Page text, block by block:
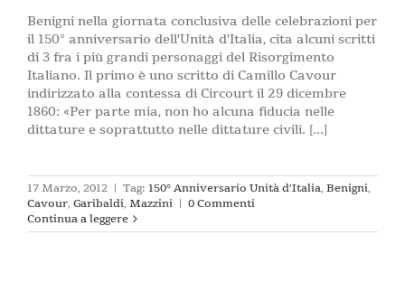
Benigni nella giornata conclusiva delle celebrazioni per
il 150° anniversario dell'Unità d'Italia, cita alcuni scritti
di 3 fra i più grandi personaggi del Risorgimento
Italiano. Il primo è uno scritto di Camillo Cavour
indirizzato alla contessa di Circourt il 29 dicembre
1860: «Per parte mia, non ho alcuna fiducia nelle
dittature e soprattutto nelle dittature civili. [...]
17 Marzo, 2012 | Tag: 150° Anniversario Unità d'Italia, Benigni,
Cavour, Garibaldi, Mazzini | 0 Commenti
Continua a leggere